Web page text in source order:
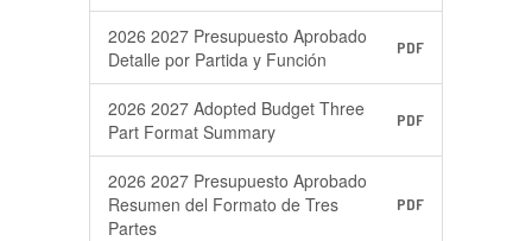
2026 2027 Presupuesto Aprobado
Detalle por Partida y Función
PDF
2026 2027 Adopted Budget Three
Part Format Summary
PDF
2026 2027 Presupuesto Aprobado
Resumen del Formato de Tres
Partes
PDF